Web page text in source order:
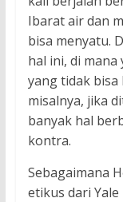
Ibarat air dan
bisa menyatu.
hal ini, di
yang tidak bisa
misalnya, jika
banyak hal
kontra.
Sebagaimana
etikus dari